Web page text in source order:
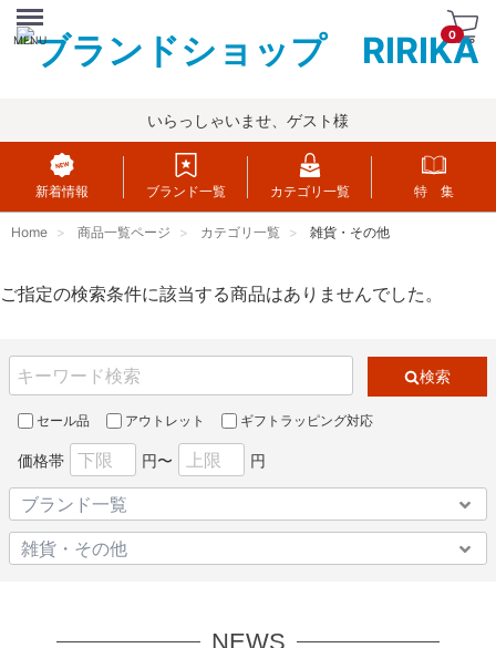
Menu
MENU 0
いらっしゃいませ、ゲスト様
新着情報 ブランド一覧 カテゴリ一覧 特 集
Home 商品一覧ページ カテゴリ一覧 雑貨・その他
ご指定の検索条件に該当する商品はありませんでした。
検索
セール品 アウトレット ギフトラッピング対応
価格帯 円〜 円
NEWS